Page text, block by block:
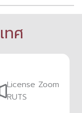
ทศ
License Zoom
RUTS